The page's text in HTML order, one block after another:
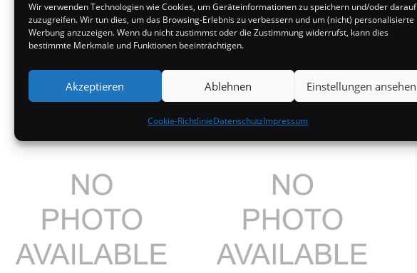
Wir verwenden Technologien wie Cookies, um Geräteinformationen zu speichern und/oder darauf
zuzugreifen. Wir tun dies, um das Browsing-Erlebnis zu verbessern und um (nicht) personalisierte
Werbung anzuzeigen. Wenn du nicht zustimmst oder die Zustimmung widerrufst, kann dies
bestimmte Merkmale und Funktionen beeinträchtigen.
Akzeptieren Ablehnen Einstellungen ansehen
Cookie-RichtlinieDatenschutzImpressum